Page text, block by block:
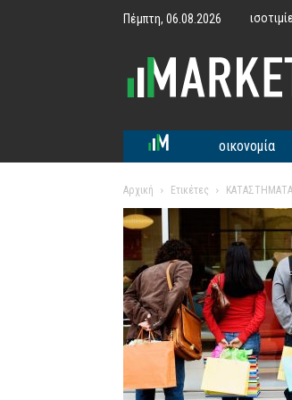
Πέμπτη, 06.08.2026
οικονομία
Αρχική Ετικέτες ΚΑΤΑΣΤΗΜΑΤΑ